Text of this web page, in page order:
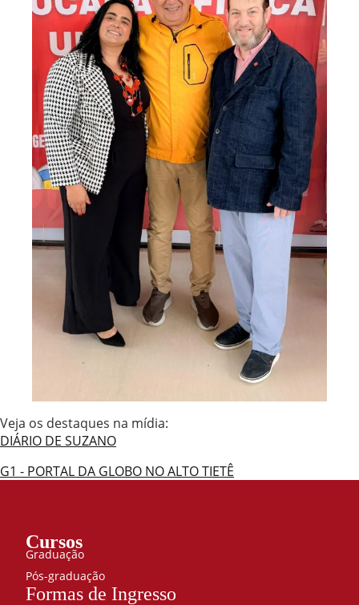
Veja os destaques na mídia:
DIÁRIO DE SUZANO
G1 - PORTAL DA GLOBO NO ALTO TIETÊ
Cursos
Graduação
Pós-graduação
Formas de Ingresso